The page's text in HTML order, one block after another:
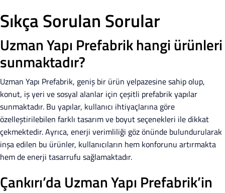
Sıkça Sorulan Sorular
Uzman Yapı Prefabrik hangi ürünleri
sunmaktadır?
Uzman Yapı Prefabrik, geniş bir ürün yelpazesine sahip olup,
konut, iş yeri ve sosyal alanlar için çeşitli prefabrik yapılar
sunmaktadır. Bu yapılar, kullanıcı ihtiyaçlarına göre
özelleştirilebilen farklı tasarım ve boyut seçenekleri ile dikkat
çekmektedir. Ayrıca, enerji verimliliği göz önünde bulundurularak
inşa edilen bu ürünler, kullanıcıların hem konforunu artırmakta
hem de enerji tasarrufu sağlamaktadır.
Çankırı’da Uzman Yapı Prefabrik’in